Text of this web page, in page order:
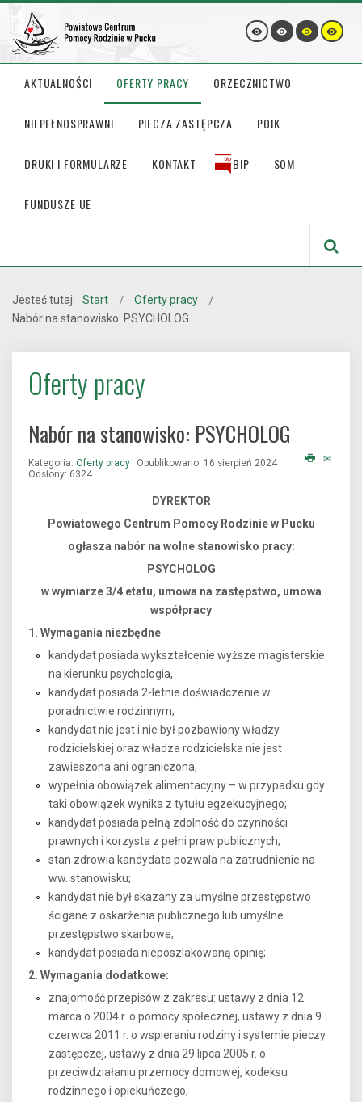
AKTUALNOŚCI OFERTY PRACY ORZECZNICTWO
NIEPEŁNOSPRAWNI PIECZA ZASTĘPCZA POIK
DRUKI I FORMULARZE KONTAKT BIP SOM
FUNDUSZE UE
Jesteś tutaj: Start
Oferty pracy
Nabór na stanowisko: PSYCHOLOG
Oferty pracy
Nabór na stanowisko: PSYCHOLOG
Kategoria: Oferty pracy
Opublikowano: 16 sierpień 2024
Odsłony: 6324
DYREKTOR
Powiatowego Centrum Pomocy Rodzinie w Pucku
ogłasza nabór na wolne stanowisko pracy:
PSYCHOLOG
w wymiarze 3/4 etatu, umowa na zastępstwo, umowa
współpracy
1. Wymagania niezbędne
kandydat posiada wykształcenie wyższe magisterskie
na kierunku psychologia,
kandydat posiada 2-letnie doświadczenie w
poradnictwie rodzinnym;
kandydat nie jest i nie był pozbawiony władzy
rodzicielskiej oraz władza rodzicielska nie jest
zawieszona ani ograniczona;
wypełnia obowiązek alimentacyjny – w przypadku gdy
taki obowiązek wynika z tytułu egzekucyjnego;
kandydat posiada pełną zdolność do czynności
prawnych i korzysta z pełni praw publicznych;
stan zdrowia kandydata pozwala na zatrudnienie na
ww. stanowisku;
kandydat nie był skazany za umyślne przestępstwo
ścigane z oskarżenia publicznego lub umyślne
przestępstwo skarbowe;
kandydat posiada nieposzlakowaną opinię;
2. Wymagania dodatkowe:
znajomość przepisów z zakresu: ustawy z dnia 12
marca o 2004 r. o pomocy społecznej, ustawy z dnia 9
czerwca 2011 r. o wspieraniu rodziny i systemie pieczy
zastępczej, ustawy z dnia 29 lipca 2005 r. o
przeciwdziałaniu przemocy domowej, kodeksu
rodzinnego i opiekuńczego,